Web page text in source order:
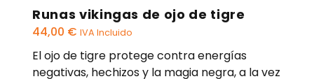
Runas vikingas de ojo de tigre
44,00 € IVA Incluido
El ojo de tigre protege contra energías
negativas, hechizos y la magia negra, a la vez